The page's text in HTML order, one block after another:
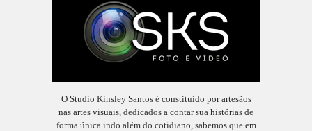
O Studio Kinsley Santos é constituído por artesãos
nas artes visuais, dedicados a contar sua histórias de
forma única indo além do cotidiano, sabemos que em